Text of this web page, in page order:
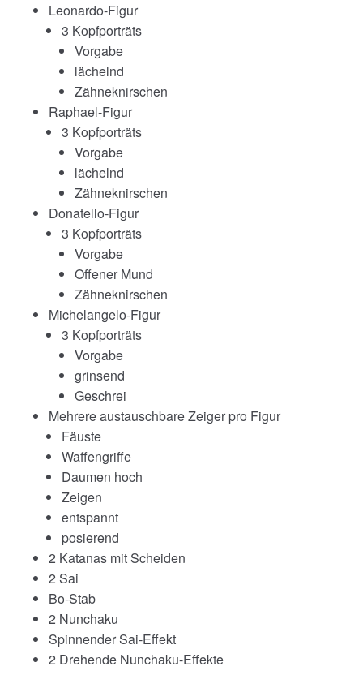
Leonardo-Figur
3 Kopfporträts
Vorgabe
lächelnd
Zähneknirschen
Raphael-Figur
3 Kopfporträts
Vorgabe
lächelnd
Zähneknirschen
Donatello-Figur
3 Kopfporträts
Vorgabe
Offener Mund
Zähneknirschen
Michelangelo-Figur
3 Kopfporträts
Vorgabe
grinsend
Geschrei
Mehrere austauschbare Zeiger pro Figur
Fäuste
Waffengriffe
Daumen hoch
Zeigen
entspannt
posierend
2 Katanas mit Scheiden
2 Sai
Bo-Stab
2 Nunchaku
Spinnender Sai-Effekt
2 Drehende Nunchaku-Effekte